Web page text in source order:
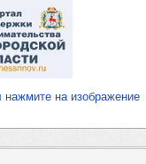
нажмите на изображение